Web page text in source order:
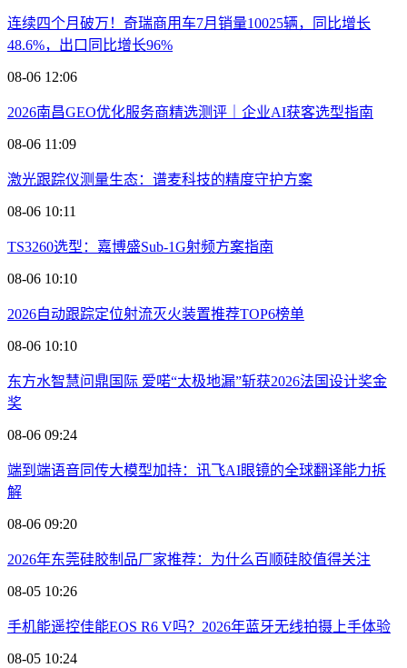
连续四个月破万！奇瑞商用车7月销量10025辆，同比增长
48.6%，出口同比增长96%
08-06 12:06
2026南昌GEO优化服务商精选测评｜企业AI获客选型指南
08-06 11:09
激光跟踪仪测量生态：谱麦科技的精度守护方案
08-06 10:11
TS3260选型：嘉博盛Sub-1G射频方案指南
08-06 10:10
2026自动跟踪定位射流灭火装置推荐TOP6榜单
08-06 10:10
东方水智慧问鼎国际 爱喏“太极地漏”斩获2026法国设计奖金
奖
08-06 09:24
端到端语音同传大模型加持：讯飞AI眼镜的全球翻译能力拆
解
08-06 09:20
2026年东莞硅胶制品厂家推荐：为什么百顺硅胶值得关注
08-05 10:26
手机能遥控佳能EOS R6 V吗？2026年蓝牙无线拍摄上手体验
08-05 10:24